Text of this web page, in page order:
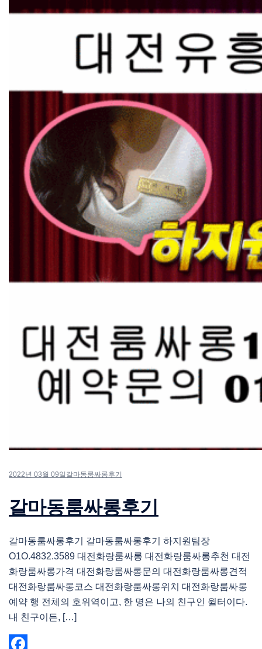
2022년 03월 09일 갈마동룸싸롱후기
갈마동룸싸롱후기
갈마동룸싸롱후기 갈마동룸싸롱후기 하지원팀장
O1O.4832.3589 대전화랑룸싸롱 대전화랑룸싸롱추천 대전
화랑룸싸롱가격 대전화랑룸싸롱문의 대전화랑룸싸롱견적
대전화랑룸싸롱코스 대전화랑룸싸롱위치 대전화랑룸싸롱
예약 행 전체의 호위역이고, 한 명은 나의 친구인 윌터이다.
내 친구이든, […]